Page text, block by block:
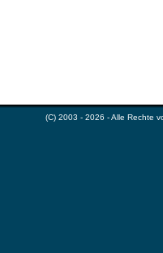
(C) 2003 - 2026 - Alle Rechte